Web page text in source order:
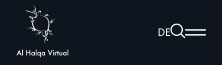
Halqa
DEZur
Suchseite